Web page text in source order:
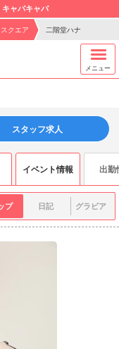
キャバキャバ
クエア 二階堂ハナ
メニュー
スタッフ求人
イベント情報 出勤
プ 日記 グラビア